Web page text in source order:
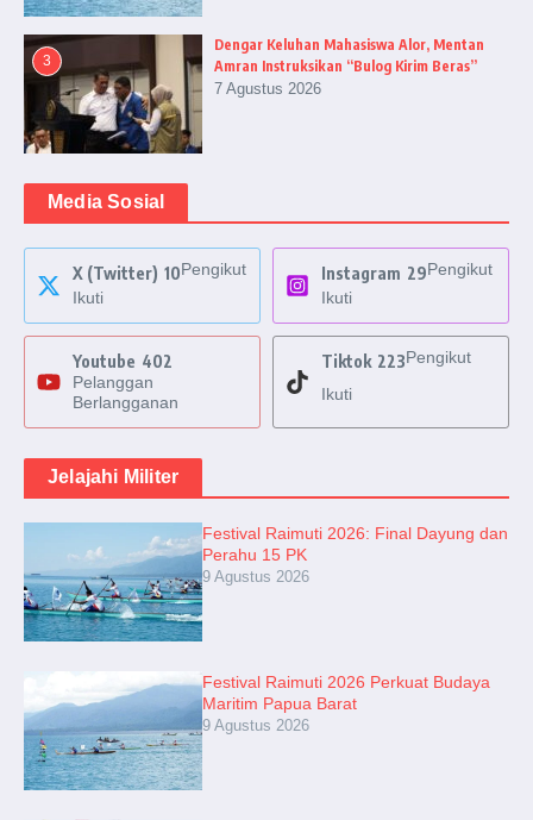
3
Dengar Keluhan Mahasiswa Alor, Mentan
Amran Instruksikan “Bulog Kirim Beras”
7 Agustus 2026
Media Sosial
X (Twitter) 10Pengikut
Ikuti
Instagram 29Pengikut
Ikuti
Youtube 402
Pelanggan
Berlangganan
Tiktok 223Pengikut
Ikuti
Jelajahi Militer
Festival Raimuti 2026: Final Dayung dan
Perahu 15 PK
9 Agustus 2026
Festival Raimuti 2026 Perkuat Budaya
Maritim Papua Barat
9 Agustus 2026